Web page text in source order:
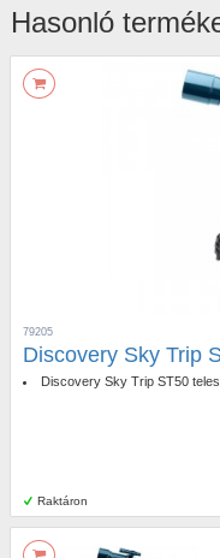
Hasonló
Raktáron
79205
Discovery Sky Trip
Discovery Sky Trip ST50